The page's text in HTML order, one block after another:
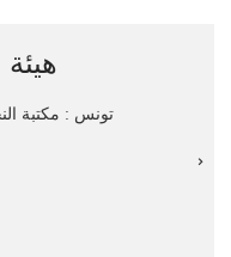
تونس : مكتبة